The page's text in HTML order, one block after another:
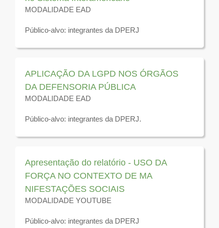
MODALIDADE EAD
Público-alvo: integrantes da DPERJ
Disponível para visualização até 31 de dezembro de
APLICAÇÃO DA LGPD NOS ÓRGÃOS
DA DEFENSORIA PÚBLICA
MODALIDADE EAD
Público-alvo: integrantes da DPERJ.
Disponível para visualização até 31 de dezembro de
Apresentação do relatório - USO DA
FORÇA NO CONTEXTO DE MA
NIFESTAÇÕES SOCIAIS
MODALIDADE YOUTUBE
Público-alvo: integrantes da DPERJ